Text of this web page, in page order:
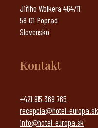
Jiřího Wolkera 464/11
58 01 Poprad
Slovensko
Kontakt
+421 915 369 765
recepcia@hotel-europa.sk
info@hotel-europa.sk